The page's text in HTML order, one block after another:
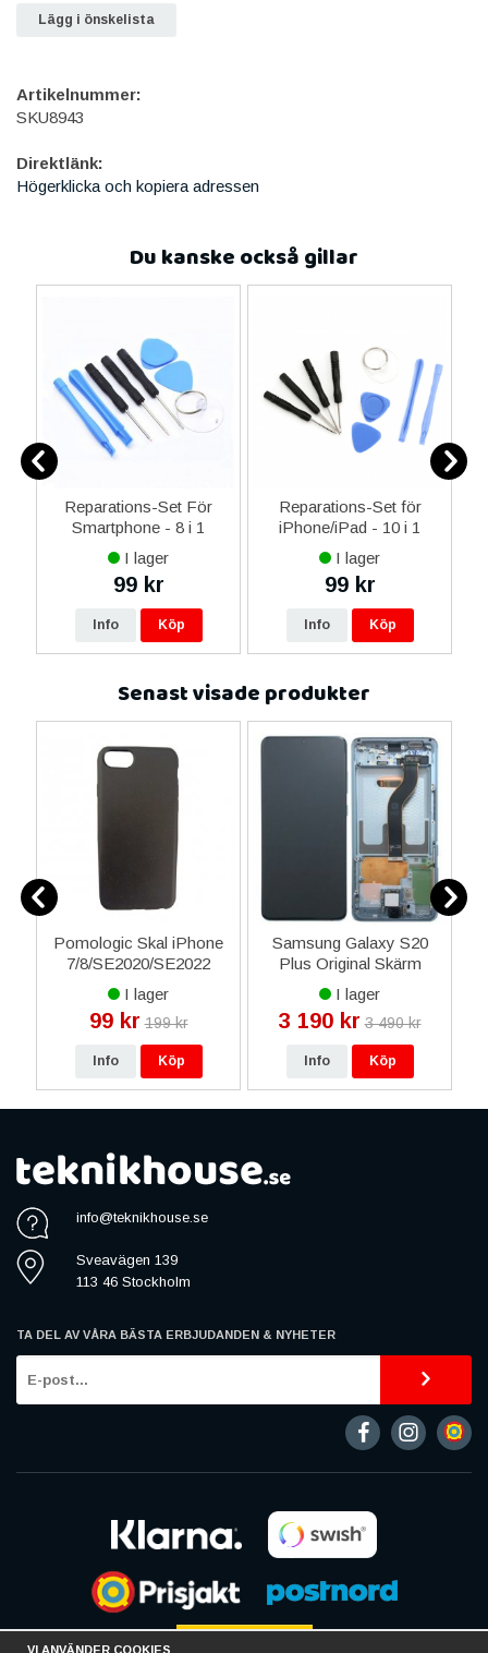
Lägg i önskelista
Artikelnummer:
SKU8943
Direktlänk:
Högerklicka och kopiera adressen
Du kanske också gillar
Reparations-Set För
Smartphone - 8 i 1
I lager
99 kr
Info Köp
Reparations-Set för
iPhone/iPad - 10 i 1
I lager
99 kr
Info Köp
Senast visade produkter
Pomologic Skal iPhone
7/8/SE2020/SE2022
CoverCase Black Soft -
Stilrent och skyddande
I lager
99 kr 199 kr
Info Köp
Samsung Galaxy S20
Plus Original Skärm
Display Glas Dynamic
Amoled 2X - Blå Moln
I lager
3 190 kr 3 490 kr
Info Köp
info@teknikhouse.se
Sveavägen 139
113 46 Stockholm
TA DEL AV VÅRA BÄSTA ERBJUDANDEN & NYHETER
VI ANVÄNDER COOKIES